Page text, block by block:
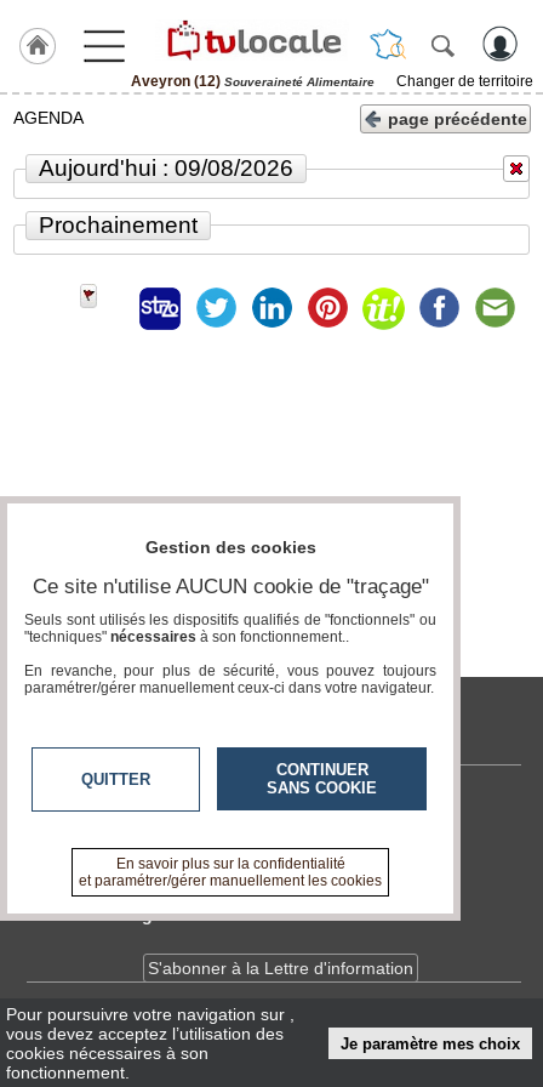
Aveyron (12) Souveraineté Alimentaire
Changer de territoire
J'adhère
ACCUEIL
Aveyron
(12)
du
groupe
Blogs
Inscription
AGENDA page précédente
Aujourd'hui : 09/08/2026
Prochainement
tvlocale.fr
Contactez-nous
A propos de tvlocale.fr
Devenir délégué
S'abonner à la Lettre d'information
InfosCNIL/RGPD
Conditions Générales d'Utilisation
Pour poursuivre votre navigation sur
vous devez acceptez l’utilisation des
cookies nécessaires à son
fonctionnement.
Je paramètre mes choix
Gestion des cookies
Ce site n'utilise AUCUN cookie de "traçage"
Seuls sont utilisés les dispositifs qualifiés de "fonctionnels" ou
"techniques" nécessaires à son fonctionnement..
En revanche, pour plus de sécurité, vous pouvez toujours
paramétrer/gérer manuellement ceux-ci dans votre navigateur.
QUITTER
CONTINUER
SANS COOKIE
En savoir plus sur la confidentialité
et paramétrer/gérer manuellement les cookies